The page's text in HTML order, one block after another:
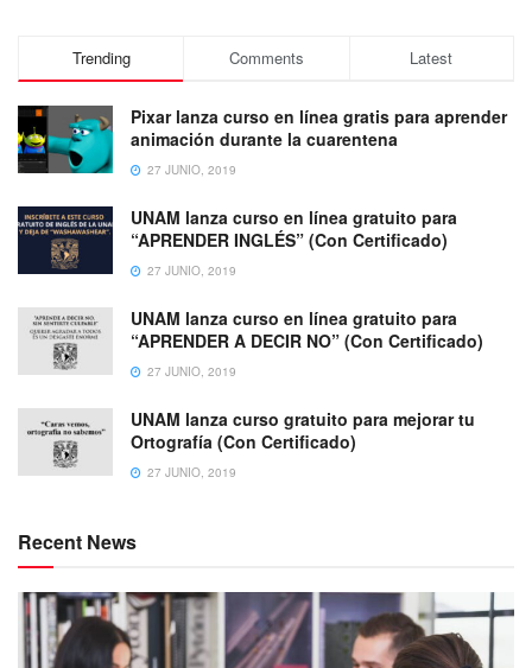
Trending Comments Latest
Pixar lanza curso en línea gratis para aprender
animación durante la cuarentena
27 JUNIO, 2019
UNAM lanza curso en línea gratuito para
“APRENDER INGLÉS” (Con Certificado)
27 JUNIO, 2019
UNAM lanza curso en línea gratuito para
“APRENDER A DECIR NO” (Con Certificado)
27 JUNIO, 2019
UNAM lanza curso gratuito para mejorar tu
Ortografía (Con Certificado)
27 JUNIO, 2019
Recent News